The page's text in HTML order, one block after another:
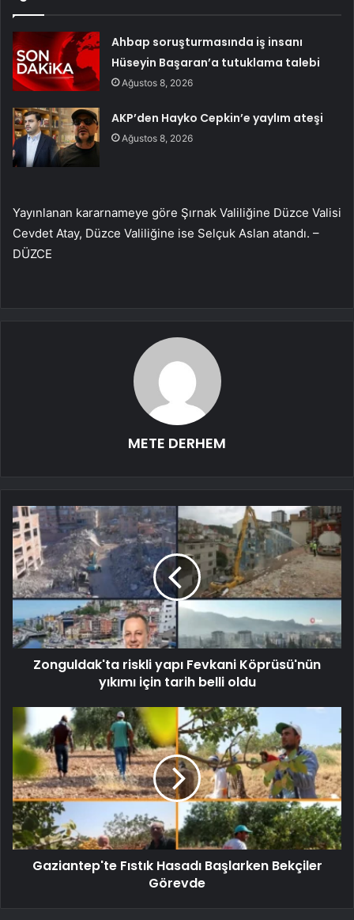
Ahbap soruşturmasında iş insanı
Hüseyin Başaran’a tutuklama talebi
Ağustos 8, 2026
AKP’den Hayko Cepkin’e yaylım ateşi
Ağustos 8, 2026
Yayınlanan kararnameye göre Şırnak Valiliğine Düzce Valisi
Cevdet Atay, Düzce Valiliğine ise Selçuk Aslan atandı. –
DÜZCE
METE DERHEM
Zonguldak'ta riskli yapı Fevkani Köprüsü'nün
yıkımı için tarih belli oldu
Gaziantep'te Fıstık Hasadı Başlarken Bekçiler
Görevde